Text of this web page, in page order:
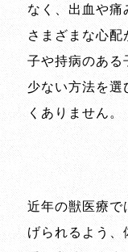
なく、出血や痛
さまざまな心
子や持病のある
少ない方法を選
くありません。
近年の獣医療で
げられるよう